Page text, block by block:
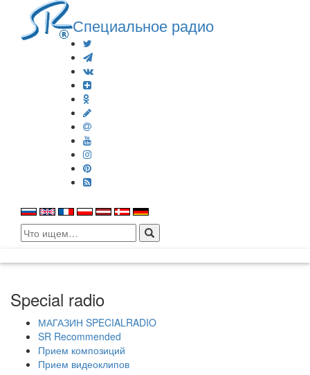
Специальное радио
Search
for:
Special radio
МАГАЗИН SPECIALRADIO
SR Recommended
Прием композиций
Прием видеоклипов